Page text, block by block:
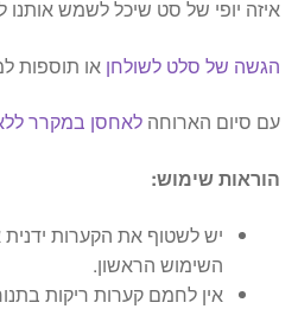
איזה יופי של סט שיכל לשמש אותנו
הגשה של סלט לשולחן או תוספות
עם סיום הארוחה לאחסן במקרר
הוראות שימוש:
יש לשטוף את הקערות
השימוש הראשון.
אין לחמם קערות ריקות